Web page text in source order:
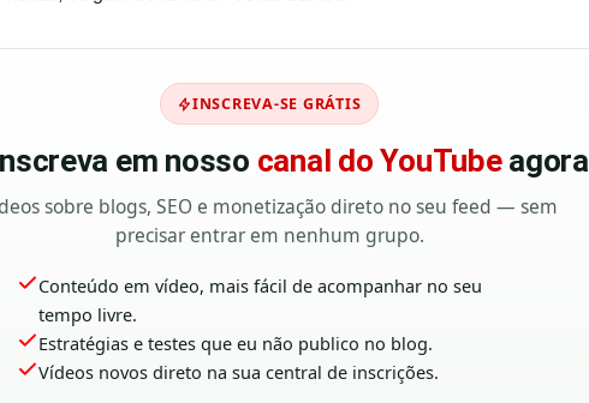
INSCREVA-SE GRÁTIS
inscreva em nosso canal do YouTubeagora
sobre blogs, SEO e monetização direto no seu feed — sem
precisar entrar em nenhum grupo.
Conteúdo em vídeo, mais fácil de acompanhar no seu
tempo livre.
Estratégias e testes que eu não publico no blog.
Vídeos novos direto na sua central de inscrições.